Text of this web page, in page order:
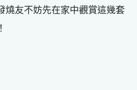
燒友不妨先在家中觀賞這幾套